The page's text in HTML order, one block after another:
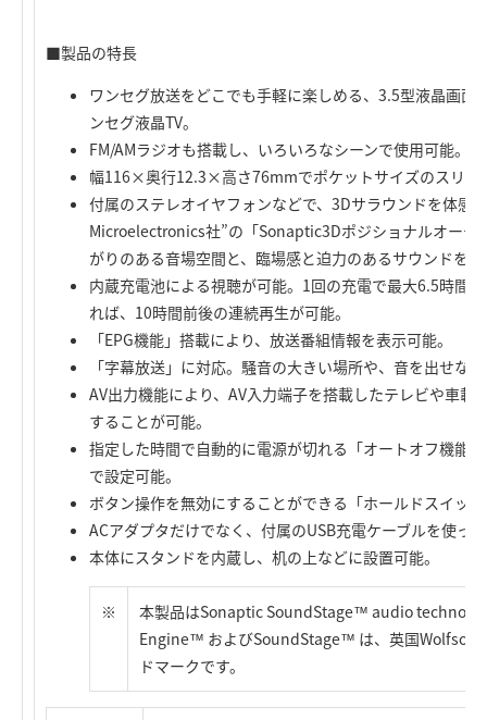
■製品の特長
ワンセグ放送をどこでも手軽に楽しめる、3.5型液晶画面
ンセグ液晶TV。
FM/AMラジオも搭載し、いろいろなシーンで使用可能。
幅116×奥行12.3×高さ76mmでポケットサイズのスリム
付属のステレオイヤフォンなどで、3Dサラウンドを体感
Microelectronics社”の「Sonaptic3Dポジショナルオーデ
がりのある音場空間と、臨場感と迫力のあるサウンドを
内蔵充電池による視聴が可能。1回の充電で最大6.5時間
れば、10時間前後の連続再生が可能。
「EPG機能」搭載により、放送番組情報を表示可能。
「字幕放送」に対応。騒音の大きい場所や、音を出せな
AV出力機能により、AV入力端子を搭載したテレビや車載
することが可能。
指定した時間で自動的に電源が切れる「オートオフ機能
で設定可能。
ボタン操作を無効にすることができる「ホールドスイッ
ACアダプタだけでなく、付属のUSB充電ケーブルを使っ
本体にスタンドを内蔵し、机の上などに設置可能。
※
本製品はSonaptic SoundStage™ audio
Engine™ およびSoundStage™ は、英国Wolfson
ドマークです。